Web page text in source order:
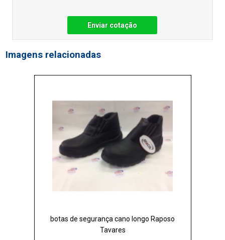
Enviar cotação
Imagens relacionadas
botas de segurança cano longo Raposo
Tavares